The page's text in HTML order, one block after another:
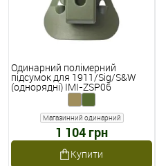
Одинарний полімерний
підсумок для 1911/Sig/S&W
(однорядні) IMI-ZSP06
Магазинний одинарний
1 104 грн
Купити